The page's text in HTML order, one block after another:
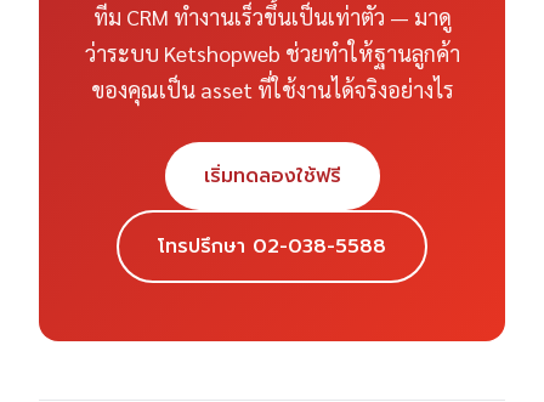
ทีม CRM ทำงานเร็วขึ้นเป็นเท่าตัว — มาดู
ว่าระบบ Ketshopweb ช่วยทำให้ฐานลูกค้า
ของคุณเป็น asset ที่ใช้งานได้จริงอย่างไร
เริ่มทดลองใช้ฟรี
โทรปรึกษา 02-038-5588